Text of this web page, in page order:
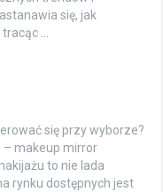
się, jak
tracąc …
się przy wyborze?
– makeup mirror
to nie lada
rynku dostępnych jest